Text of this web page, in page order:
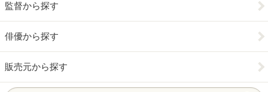
監督から探す
俳優から探す
販売元から探す